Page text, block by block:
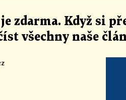
je zdarma. Když si
všechny naše